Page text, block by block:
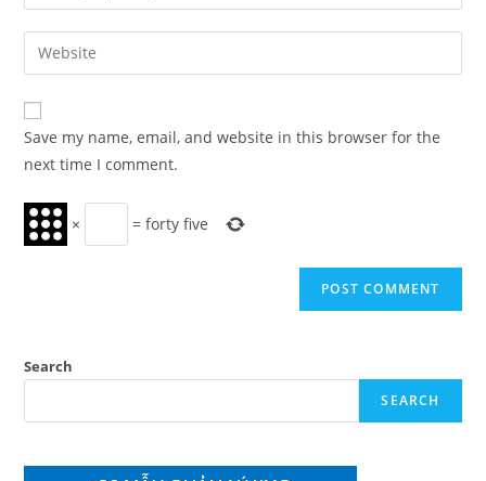
comment
your
email
address
comment
Enter
your
website
URL
(optional)
Save my name, email, and website in this browser for the
next time I comment.
× =forty five
Search
SEARCH